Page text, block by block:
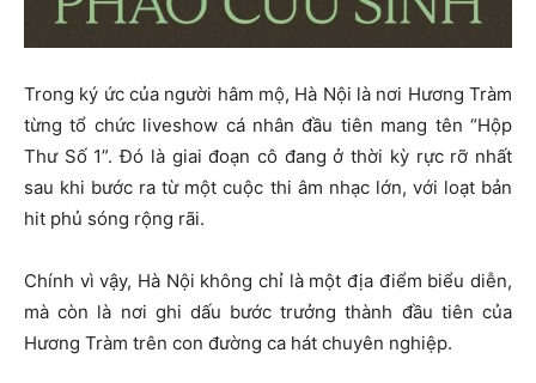
Trong ký ức của người hâm mộ, Hà Nội là nơi Hương Tràm
từng tổ chức liveshow cá nhân đầu tiên mang tên “Hộp
Thư Số 1”. Đó là giai đoạn cô đang ở thời kỳ rực rỡ nhất
sau khi bước ra từ một cuộc thi âm nhạc lớn, với loạt bản
hit phủ sóng rộng rãi.
Chính vì vậy, Hà Nội không chỉ là một địa điểm biểu diễn,
mà còn là nơi ghi dấu bước trưởng thành đầu tiên của
Hương Tràm trên con đường ca hát chuyên nghiệp.